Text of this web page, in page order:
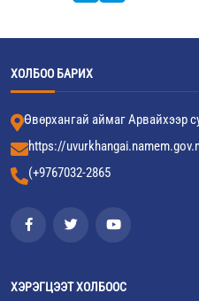
ХОЛБОО БАРИХ
Өвөрхангай аймаг Арвайхээр
https://
(+9767032-2865
ХЭРЭГЦЭЭТ ХОЛБООС